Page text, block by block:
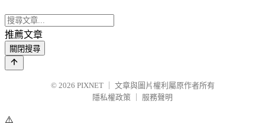
推薦文章
關閉搜尋
© 2026 PIXNET
文章與圖片權利屬原作者所有
隱私權政策
服務聲明
⚠️